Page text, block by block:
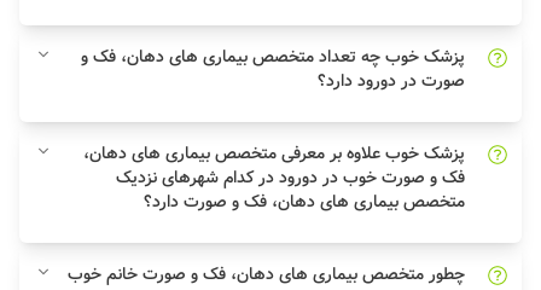
پزشک خوب چه تعداد متخصص بیماری‌ های دهان، فک و
صورت در دورود دارد؟
پزشک خوب علاوه بر معرفی متخصص بیماری‌ های دهان،
فک و صورت خوب در دورود در کدام شهرهای نزدیک
متخصص بیماری‌ های دهان، فک و صورت دارد؟
چطور متخصص بیماری‌ های دهان، فک و صورت خانم خوب